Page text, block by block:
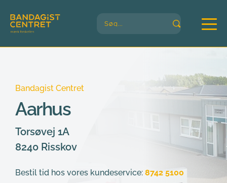
Søg...
Bandagist Centret
Aarhus
Torsøvej 1A
8240 Risskov
Bestil tid hos vores kundeservice: 8742 5100